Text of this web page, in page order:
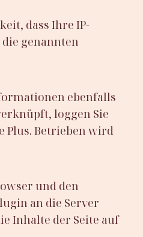
dass Ihre IP-
genannten
ebenfalls
loggen Sie
Plus. Betrieben wird
und den
an die Server
Inhalte der Seite auf